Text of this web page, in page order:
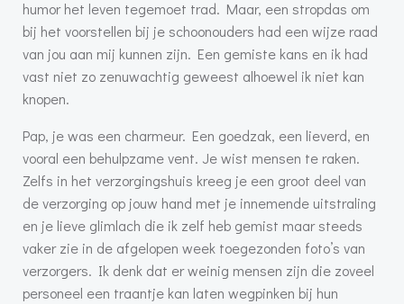
humor het leven tegemoet trad. Maar, een stropdas om
bij het voorstellen bij je schoonouders had een wijze raad
van jou aan mij kunnen zijn. Een gemiste kans en ik had
vast niet zo zenuwachtig geweest alhoewel ik niet kan
knopen.
Pap, je was een charmeur. Een goedzak, een lieverd, en
vooral een behulpzame vent. Je wist mensen te raken.
Zelfs in het verzorgingshuis kreeg je een groot deel van
de verzorging op jouw hand met je innemende uitstraling
en je lieve glimlach die ik zelf heb gemist maar steeds
vaker zie in de afgelopen week toegezonden foto’s van
verzorgers. Ik denk dat er weinig mensen zijn die zoveel
personeel een traantje kan laten wegpinken bij hun